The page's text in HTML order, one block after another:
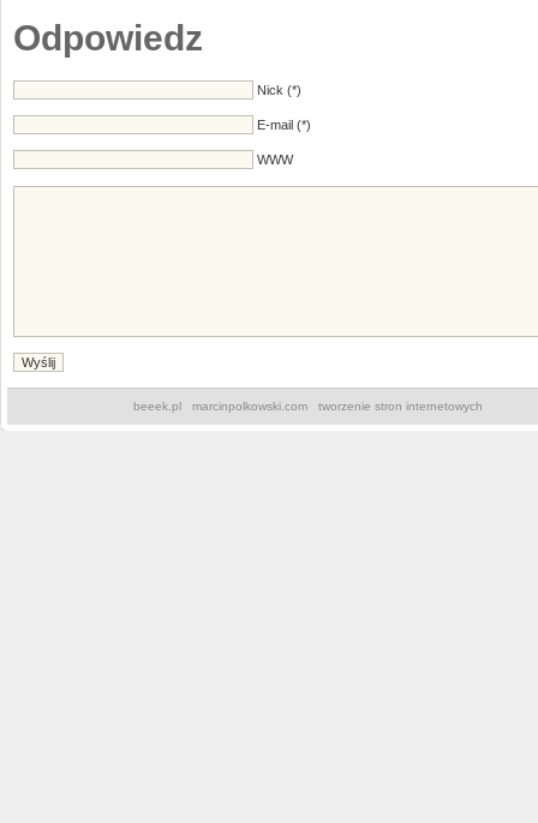
Odpowiedz
Nick (*)
E-mail (*)
WWW
beeek.pl marcinpolkowski.com tworzenie stron internetowych